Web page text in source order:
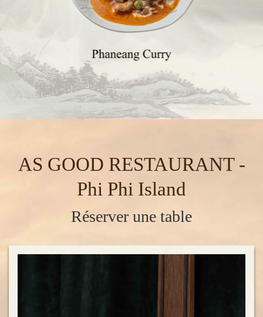
AS GOOD RESTAURANT -
Phi Phi Island
Réserver une table